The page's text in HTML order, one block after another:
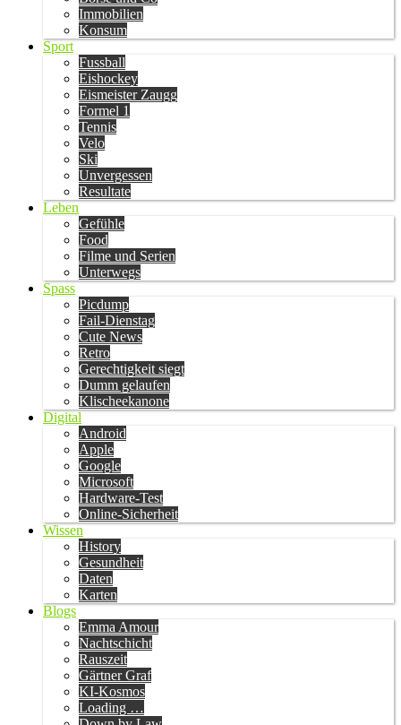
Immobilien
Konsum
Sport
Fussball
Eishockey
Eismeister Zaugg
Formel 1
Tennis
Velo
Ski
Unvergessen
Resultate
Leben
Gefühle
Food
Filme und Serien
Unterwegs
Spass
Picdump
Fail-Dienstag
Cute News
Retro
Gerechtigkeit siegt
Dumm gelaufen
Klischeekanone
Digital
Android
Apple
Google
Microsoft
Hardware-Test
Online-Sicherheit
Wissen
History
Gesundheit
Daten
Karten
Blogs
Emma Amour
Nachtschicht
Rauszeit
Gärtner Graf
KI-Kosmos
Loading …